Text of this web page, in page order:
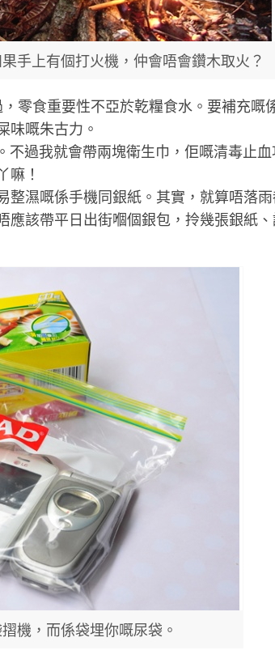
手上有個打火機，仲會唔會鑽木取火？
，零食重要性不亞於乾糧食水。要補充嘅
味嘅朱古力。
過我就會帶兩塊衛生巾，佢嘅清毒止
嘛！
整濕嘅係手機同銀紙。其實，就算唔落
應該帶平日出街嗰個銀包，拎幾張銀紙
機，而係袋埋你嘅尿袋。